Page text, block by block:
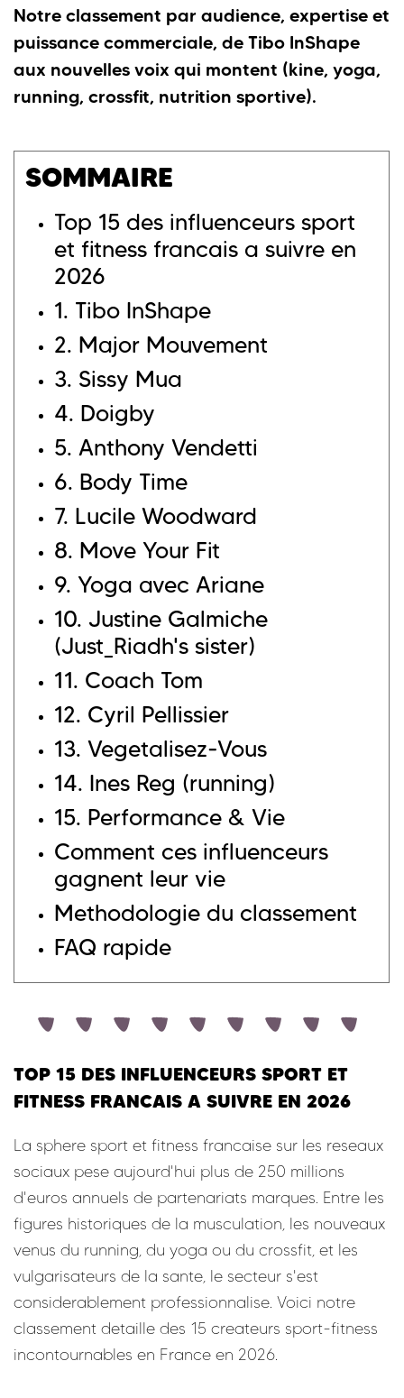
Notre classement par audience, expertise et
puissance commerciale, de Tibo InShape
aux nouvelles voix qui montent (kine, yoga,
running, crossfit, nutrition sportive).
SOMMAIRE
Top 15 des influenceurs sport
et fitness francais a suivre en
2026
1. Tibo InShape
2. Major Mouvement
3. Sissy Mua
4. Doigby
5. Anthony Vendetti
6. Body Time
7. Lucile Woodward
8. Move Your Fit
9. Yoga avec Ariane
10. Justine Galmiche
(Just_Riadh's sister)
11. Coach Tom
12. Cyril Pellissier
13. Vegetalisez-Vous
14. Ines Reg (running)
15. Performance & Vie
Comment ces influenceurs
gagnent leur vie
Methodologie du classement
FAQ rapide
TOP 15 DES INFLUENCEURS SPORT ET
FITNESS FRANCAIS A SUIVRE EN 2026
La sphere sport et fitness francaise sur les reseaux
sociaux pese aujourd'hui plus de 250 millions
d'euros annuels de partenariats marques. Entre les
figures historiques de la musculation, les nouveaux
venus du running, du yoga ou du crossfit, et les
vulgarisateurs de la sante, le secteur s'est
considerablement professionnalise. Voici notre
classement detaille des 15 createurs sport-fitness
incontournables en France en 2026.